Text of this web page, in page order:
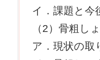
イ．課題と今
（2）骨粗し
ア．現状の取